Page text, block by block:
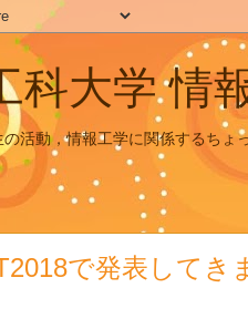
科大学 情
活動，情報工学に関係するちょ
で発表してき